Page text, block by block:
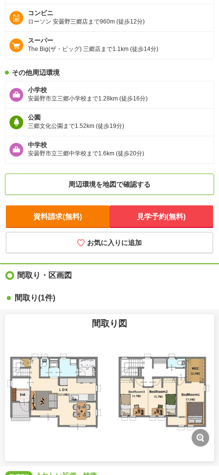
コンビニ
ローソン 安曇野三郷店まで960m (徒歩12分)
スーパー
The Big(ザ・ビッグ) 三郷店まで1.1km (徒歩14分)
その他周辺環境
小学校
安曇野市立三郷小学校まで1.28km (徒歩16分)
公園
三郷文化公園まで1.52km (徒歩19分)
中学校
安曇野市立三郷中学校まで1.6km (徒歩20分)
周辺環境を地図で確認する
資料請求(無料) 見学予約(無料)
お気に入りに追加
間取り・区画図
間取り(1件)
間取り図